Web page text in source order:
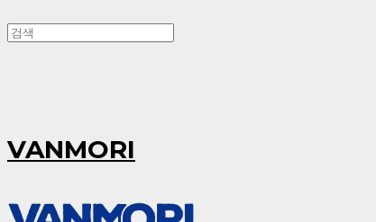
VANMORI